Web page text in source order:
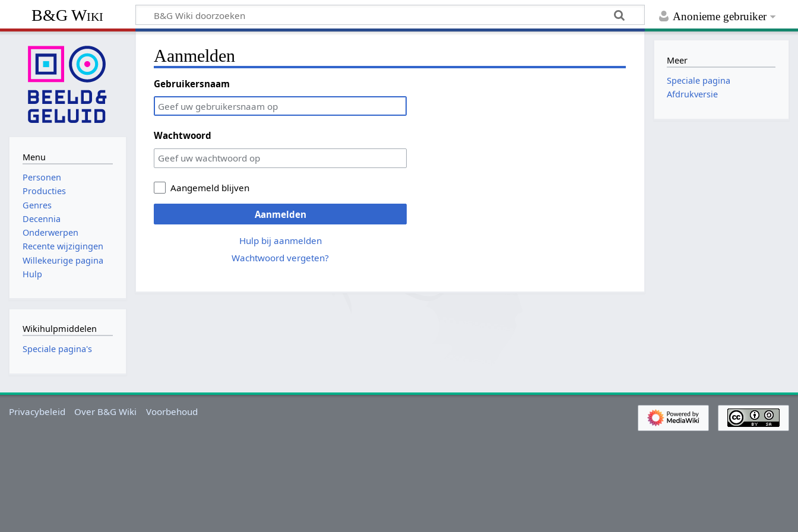
Anonieme gebruiker
B&G Wiki
Aanmelden
Gebruikersnaam
Wachtwoord
Aangemeld blijven
Aanmelden
Hulp bij aanmelden
Wachtwoord vergeten?
Menu
Personen
Producties
Genres
Decennia
Onderwerpen
Recente wijzigingen
Willekeurige pagina
Hulp
Wikihulpmiddelen
Speciale pagina's
Meer
Speciale pagina
Afdrukversie
Privacybeleid Over B&G Wiki Voorbehoud